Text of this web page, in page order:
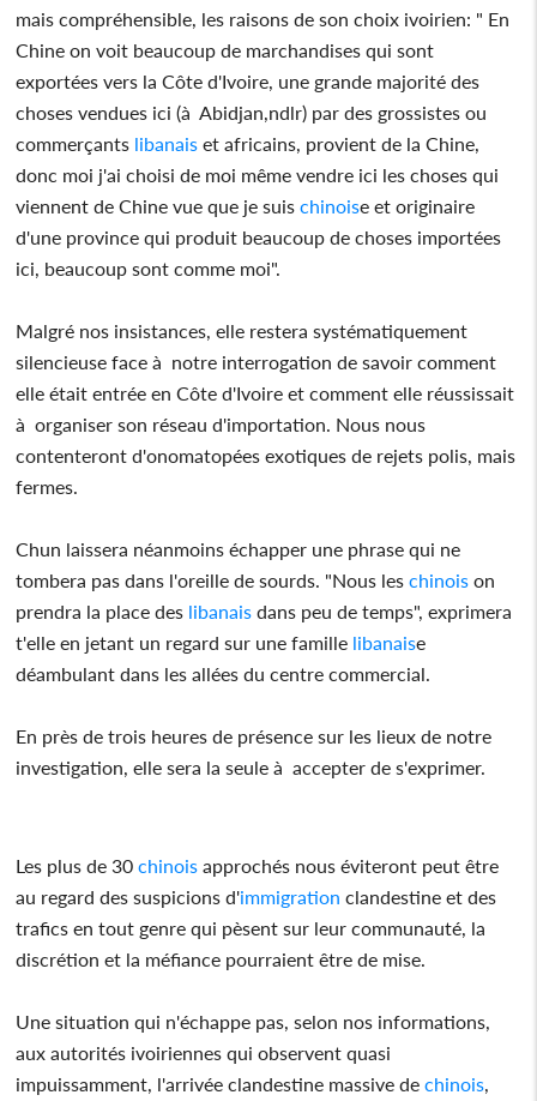
mais compréhensible, les raisons de son choix ivoirien: " En
Chine on voit beaucoup de marchandises qui sont
exportées vers la Côte d'Ivoire, une grande majorité des
choses vendues ici (à Abidjan,ndlr) par des grossistes ou
commerçants libanais et africains, provient de la Chine,
donc moi j'ai choisi de moi même vendre ici les choses qui
viennent de Chine vue que je suischinoise et originaire
d'une province qui produit beaucoup de choses importées
ici, beaucoup sont comme moi".
Malgré nos insistances, elle restera systématiquement
silencieuse face à notre interrogation de savoir comment
elle était entrée en Côte d'Ivoire et comment elle réussissait
à organiser son réseau d'importation. Nous nous
contenteront d'onomatopées exotiques de rejets polis, mais
fermes.
Chun laissera néanmoins échapper une phrase qui ne
tombera pas dans l'oreille de sourds. "Nous leschinois on
prendra la place des libanais dans peu de temps", exprimera
t'elle en jetant un regard sur une famille libanaise
déambulant dans les allées du centre commercial.
En près de trois heures de présence sur les lieux de notre
investigation, elle sera la seule à accepter de s'exprimer.
Les plus de 30chinois approchés nous éviteront peut être
au regard des suspicions d'immigration clandestine et des
trafics en tout genre qui pèsent sur leur communauté, la
discrétion et la méfiance pourraient être de mise.
Une situation qui n'échappe pas, selon nos informations,
aux autorités ivoiriennes qui observent quasi
impuissamment, l'arrivée clandestine massive dechinois